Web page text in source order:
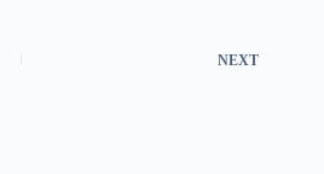
NEXT